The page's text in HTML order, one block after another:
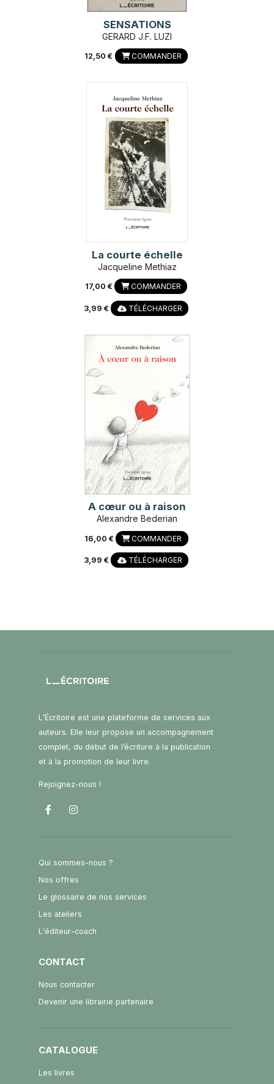
SENSATIONS
GERARD J.F. LUZI
12,50 € COMMANDER
La courte échelle
Jacqueline Methiaz
17,00 € COMMANDER
3,99 € TÉLÉCHARGER
A cœur ou à raison
Alexandre Bederian
16,00 € COMMANDER
3,99 € TÉLÉCHARGER
L’Écritoire est une plateforme de services aux
auteurs. Elle leur propose un accompagnement
complet, du début de l’écriture à la publication
et à la promotion de leur livre.
Rejoignez-nous !
Qui sommes-nous ?
Nos offres
Le glossaire de nos services
Les ateliers
L'éditeur-coach
CONTACT
Nous contacter
Devenir une librairie partenaire
CATALOGUE
Les livres